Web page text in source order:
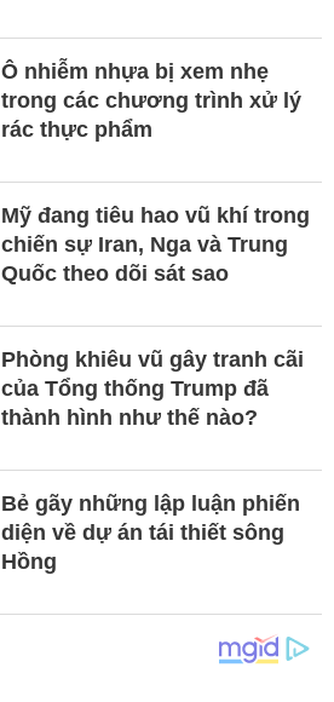
Ô nhiễm nhựa bị xem nhẹ
trong các chương trình xử lý
rác thực phẩm
Mỹ đang tiêu hao vũ khí trong
chiến sự Iran, Nga và Trung
Quốc theo dõi sát sao
Phòng khiêu vũ gây tranh cãi
của Tổng thống Trump đã
thành hình như thế nào?
Bẻ gãy những lập luận phiến
diện về dự án tái thiết sông
Hồng